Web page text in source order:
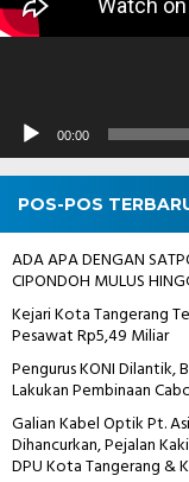
00:00
POS-POS
ADA APA DENGAN
CIPONDOH MULUS
Kejari Kota Tangerang
Pesawat Rp5,49 Miliar
Pengurus KONI Dilantik,
Lakukan Pembinaan
Galian Kabel Optik Pt.
Dihancurkan, Pejalan
DPU Kota Tangerang &